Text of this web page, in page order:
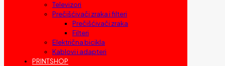
Televizori
Prečišćivači zraka i filteri
Prečišćivači zraka
Filteri
Električna bicikla
Kablovi i adapteri
PRINTSHOP